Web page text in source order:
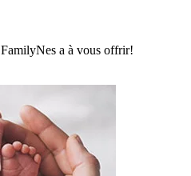
a à vous offrir!